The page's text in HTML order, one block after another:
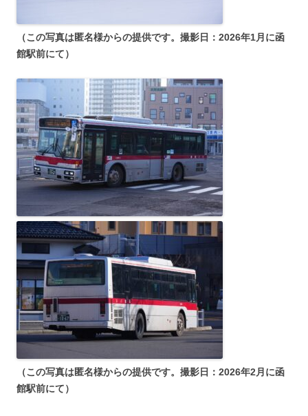
（この写真は匿名様からの提供です。撮影日：2026年1月に函
館駅前にて）
（この写真は匿名様からの提供です。撮影日：2026年2月に函
館駅前にて）